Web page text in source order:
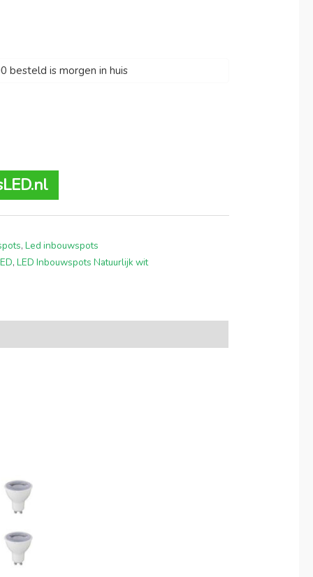
besteld is morgen in huis
,Led inbouwspots
,LED Inbouwspots Natuurlijk wit